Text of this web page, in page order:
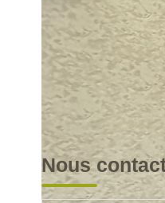
Nos honoraires
Nous